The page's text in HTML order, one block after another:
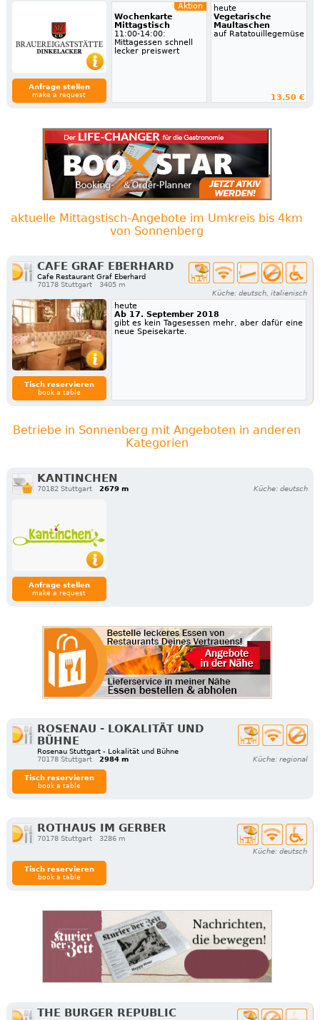
Anfrage stellen
make a request
Aktion
Wochenkarte
Mittagstisch
11:00-14:00:
Mittagessen schnell
lecker preiswert
heute
Vegetarische
Maultaschen
auf Ratatouillegemüse
13.50 €
aktuelle Mittagstisch-Angebote im Umkreis bis 4km
von Sonnenberg
CAFE GRAF EBERHARD
Cafe Restaurant Graf Eberhard
70178 Stuttgart
3405 m
Küche: deutsch, italienisch
Tisch reservieren
book a table
heute
Ab 17. September 2018
gibt es kein Tagesessen mehr, aber dafür eine
neue Speisekarte.
Betriebe in Sonnenberg mit Angeboten in anderen
Kategorien
KANTINCHEN
70182 Stuttgart 2679 m Küche: deutsch
Anfrage stellen
make a request
ROSENAU - LOKALITÄT UND
BÜHNE
Rosenau Stuttgart - Lokalität und Bühne
70178 Stuttgart
2984 m Küche: regional
Tisch reservieren
book a table
ROTHAUS IM GERBER
70178 Stuttgart
3286 m
Küche: deutsch
Tisch reservieren
book a table
THE BURGER REPUBLIC